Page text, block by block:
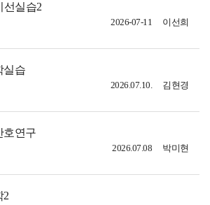
선실습2
이선희
2026-07-11
실습
김현경
2026.07.10.
호연구
박미현
2026.07.08
2